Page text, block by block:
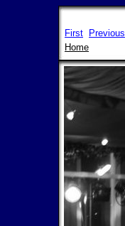
First Previous
Home